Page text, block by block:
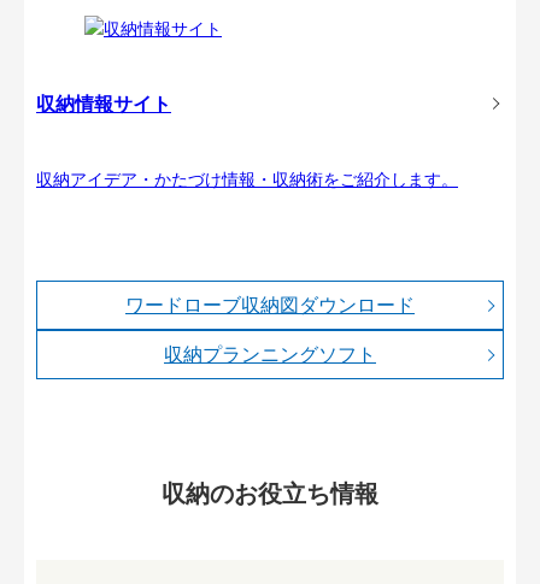
収納情報サイト
収納アイデア・かたづけ情報・収納術をご紹介します。
ワードローブ収納図ダウンロード
収納プランニングソフト
収納のお役立ち情報